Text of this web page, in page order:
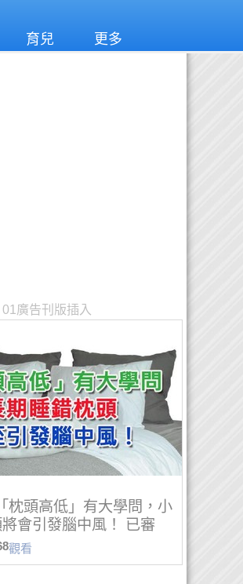
育兒 更多
01廣告刊版插入
枕頭高低」有大學問，小
會引發腦中風！ 已審
觀看